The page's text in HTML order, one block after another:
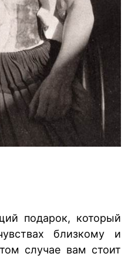
подарок, который
близкому и
случае вам стоит